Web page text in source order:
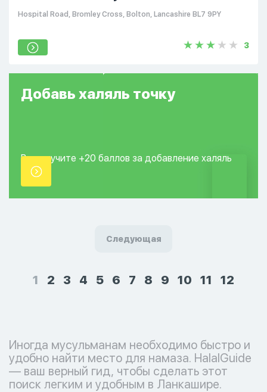
Hospital Road, Bromley Cross, Bolton, Lancashire BL7 9PY
3
Добавь халяль точку
Вы получите +20 баллов за добавление халяль
точки.
Следующая
1 2 3 4 5 6 7 8 9 10 11 12
Иногда мусульманам необходимо быстро и
удобно найти место для намаза. HalalGuide
— ваш верный гид, чтобы сделать этот
поиск легким и удобным в Ланкашире.